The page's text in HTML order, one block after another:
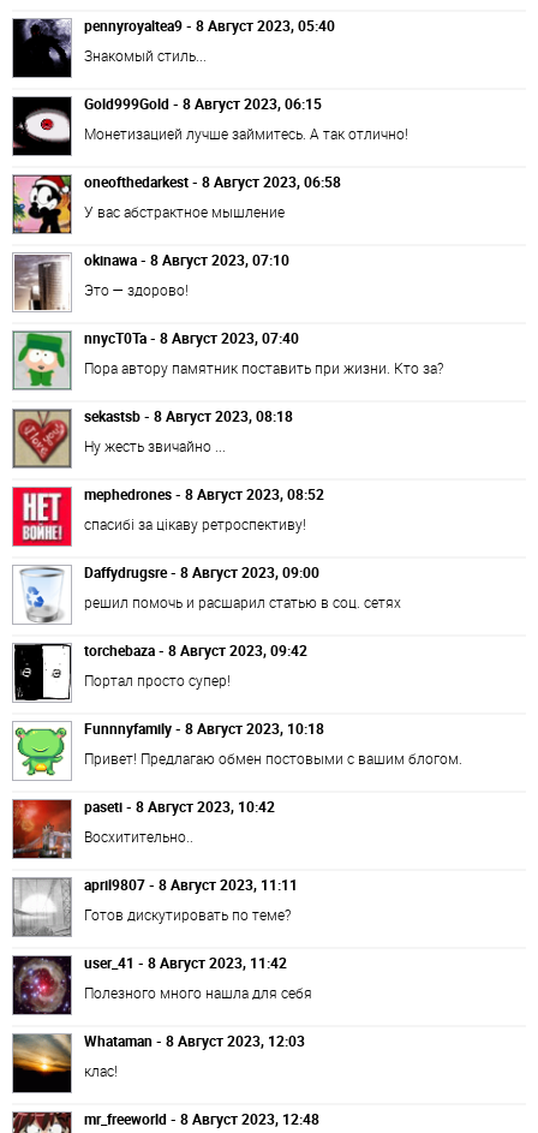
pennyroyaltea9 - 8 Август 2023, 05:40
Знакомый стиль...
Gold999Gold - 8 Август 2023, 06:15
Монетизацией лучше займитесь. А так отлично!
oneofthedarkest - 8 Август 2023, 06:58
У вас абстрактное мышление
okinawa - 8 Август 2023, 07:10
Это — здорово!
nnycT0Ta - 8 Август 2023, 07:40
Пора автору памятник поставить при жизни. Кто за?
sekastsb - 8 Август 2023, 08:18
Ну жесть звичайно ...
mephedrones - 8 Август 2023, 08:52
спасибі за цікаву ретроспективу!
Daffydrugsre - 8 Август 2023, 09:00
решил помочь и расшарил статью в соц. сетях
torchebaza - 8 Август 2023, 09:42
Портал просто супер!
Funnnyfamily - 8 Август 2023, 10:18
Привет! Предлагаю обмен постовыми с вашим блогом.
paseti - 8 Август 2023, 10:42
Восхитительно..
april9807 - 8 Август 2023, 11:11
Готов дискутировать по теме?
user_41 - 8 Август 2023, 11:42
Полезного много нашла для себя
Whataman - 8 Август 2023, 12:03
клас!
mr_freeworld - 8 Август 2023, 12:48